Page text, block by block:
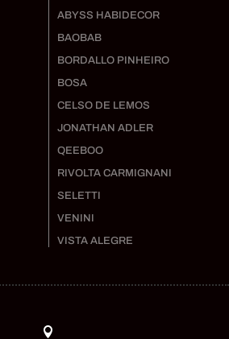
ABYSS HABIDECOR
BAOBAB
BORDALLO PINHEIRO
BOSA
CELSO DE LEMOS
JONATHAN ADLER
QEEBOO
RIVOLTA CARMIGNANI
SELETTI
VENINI
VISTA ALEGRE
